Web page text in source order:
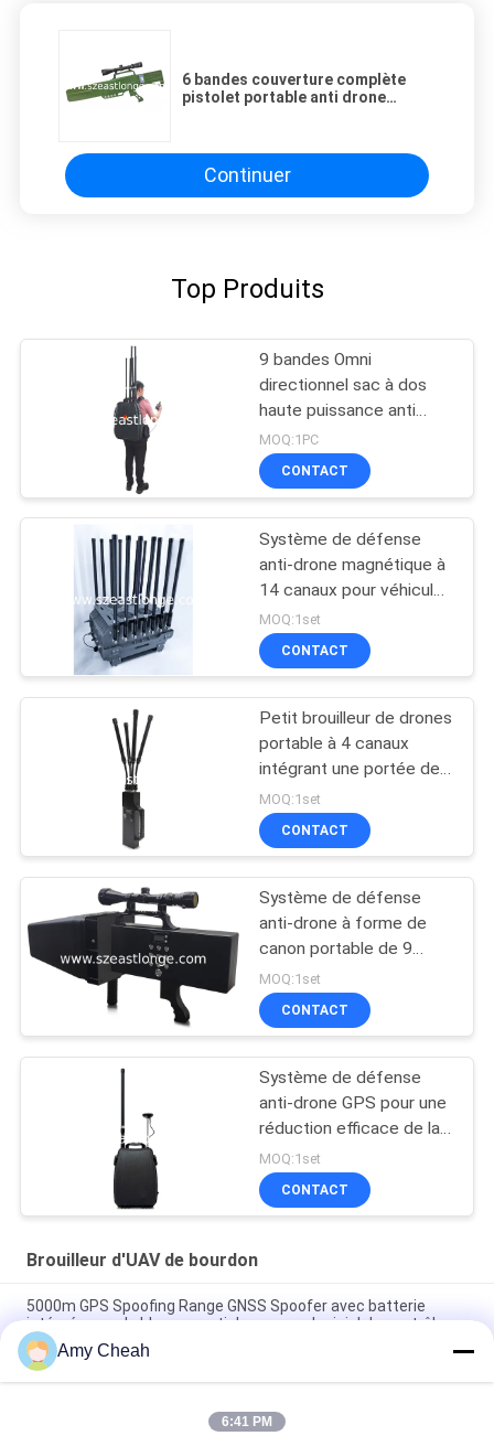
6 bandes couverture complète
pistolet portable anti drone
Continuer
Top Produits
9 bandes Omni
directionnel sac à dos
haute puissance anti
drone UAV brouilleur
avec télécommande
filaire
MOQ:1PC
CONTACT
Système de défense
anti-drone magnétique à
14 canaux pour véhicule,
alimenté par AC 220V DC
24V, contre les drones
FPV pour des mesures
MOQ:1set
CONTACT
Petit brouilleur de drones
portable à 4 canaux
intégrant une portée de
brouillage de 50 à 500
mètres
MOQ:1set
CONTACT
Système de défense
anti-drone à forme de
canon portable de 9
canaux conçu pour une
sécurité accrue dans les
zones sensibles avec
de 2000 m
MOQ:1set
CONTACT
Système de défense
anti-drone GPS pour une
réduction efficace de la
menace des drones
MOQ:1set
CONTACT
Brouilleur d'UAV de bourdon
5000m GPS Spoofing Range GNSS Spoofer avec batterie
intégrée pour le blocage anti drone avec logiciel de contrôle
UAV-J2020 série 160MHz 230W Système de détection du
spectre contre UAV
6 canaux 3000m Système de spoofing GPS pour UAV anti
Amy Cheah
6:41 PM